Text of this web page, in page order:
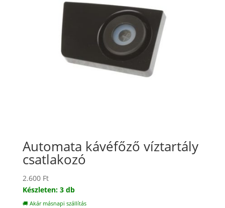
Automata kávéfőző víztartály
csatlakozó
2.600 Ft
Készleten: 3 db
🚚 Akár másnapi szállítás